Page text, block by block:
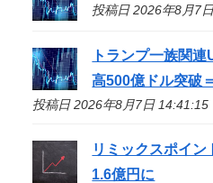
投稿日 2026年8月7
トランプ一族関
高500億ドル突破
投稿日 2026年8月7日 14:41:15
リミックスポイ
1.6億円に